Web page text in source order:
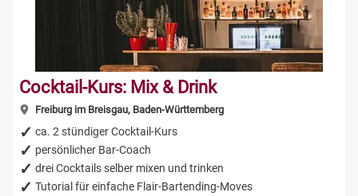
Cocktail-Kurs: Mix & Drink
Freiburg im Breisgau, Baden-Württemberg
ca. 2 stündiger Cocktail-Kurs
persönlicher Bar-Coach
drei Cocktails selber mixen und trinken
Tutorial für einfache Flair-Bartending-Moves